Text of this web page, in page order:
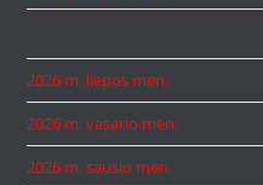
2026 m. liepos mėn.
2026 m. vasario mėn.
2026 m. sausio mėn.